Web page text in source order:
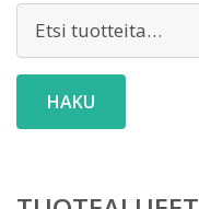
Etsi:
HAKU